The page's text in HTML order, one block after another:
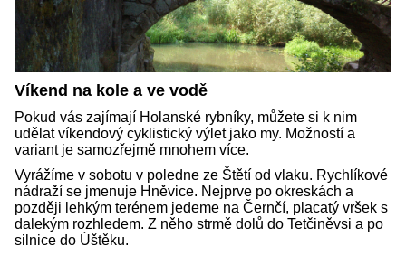
Víkend na kole a ve vodě
Pokud vás zajímají Holanské rybníky, můžete si k nim
udělat víkendový cyklistický výlet jako my. Možností a
variant je samozřejmě mnohem více.
Vyrážíme v sobotu v poledne ze Štětí od vlaku. Rychlíkové
nádraží se jmenuje Hněvice. Nejprve po okreskách a
později lehkým terénem jedeme na Černčí, placatý vršek s
dalekým rozhledem. Z něho strmě dolů do Tetčiněvsi a po
silnice do Úštěku.